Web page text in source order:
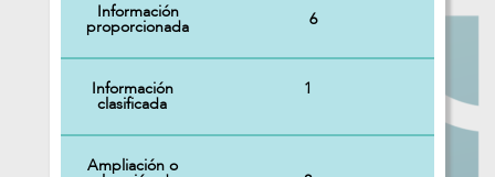
Información
proporcionada 6
Información
clasificada
1
Ampliación o